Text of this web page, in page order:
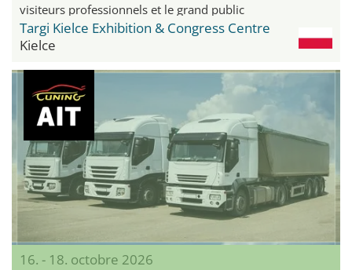
visiteurs professionnels et le grand public
Targi Kielce Exhibition & Congress Centre
Kielce
16. - 18. octobre 2026